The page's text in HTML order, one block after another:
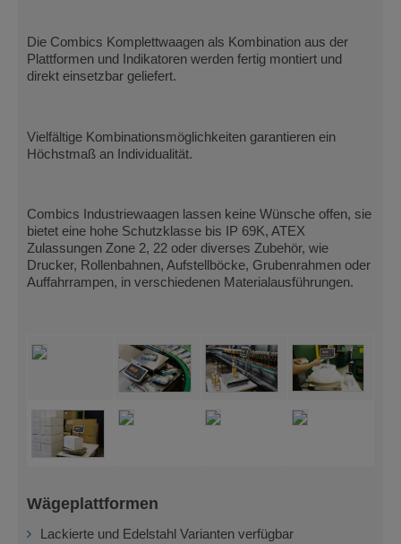
Die Combics Komplettwaagen als Kombination aus der
Plattformen und Indikatoren werden fertig montiert und
direkt einsetzbar geliefert.
Vielfältige Kombinationsmöglichkeiten garantieren ein
Höchstmaß an Individualität.
Combics Industriewaagen lassen keine Wünsche offen, sie
bietet eine hohe Schutzklasse bis IP 69K, ATEX
Zulassungen Zone 2, 22 oder diverses Zubehör, wie
Drucker, Rollenbahnen, Aufstellböcke, Grubenrahmen oder
Auffahrrampen, in verschiedenen Materialausführungen.
Wägeplattformen
Lackierte und Edelstahl Varianten verfügbar